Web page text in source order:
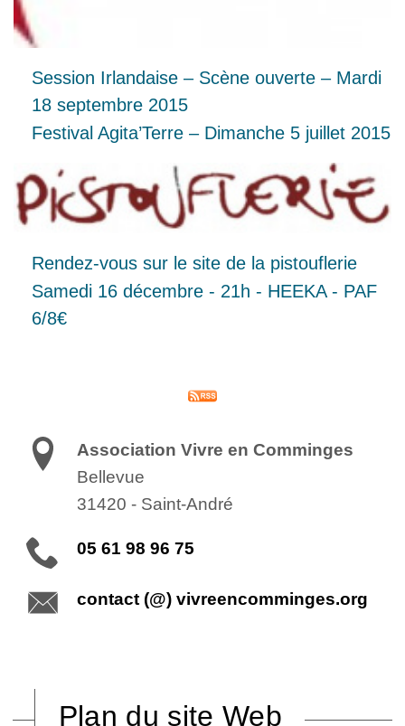
Session Irlandaise – Scène ouverte – Mardi
18 septembre 2015
Festival Agita’Terre – Dimanche 5 juillet 2015
Rendez-vous sur le site de la pistouflerie
Samedi 16 décembre - 21h - HEEKA - PAF
6/8€
Association Vivre en Comminges
Bellevue
31420 - Saint-André
05 61 98 96 75
contact (@) vivreencomminges.org
Plan du site Web